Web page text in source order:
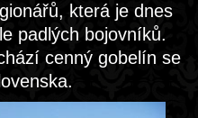
která je dnes
padlých bojovníků.
cenný gobelín se